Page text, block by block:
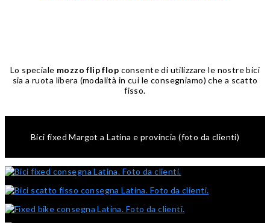
Lo speciale mozzo flip flop consente di utilizzare le nostre bici
sia a ruota libera (modalità in cui le consegniamo) che a scatto
fisso.
Bici fixed Margot a Latina e provincia (foto da clienti)